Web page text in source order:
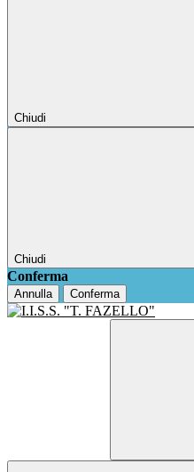
Chiudi
Chiudi
Conferma
Annulla Conferma